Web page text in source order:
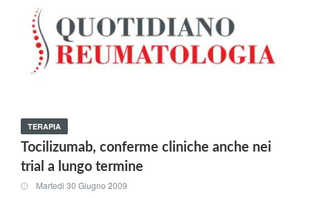
TERAPIA
Tocilizumab, conferme cliniche anche nei
trial a lungo termine
Martedi 30 Giugno 2009